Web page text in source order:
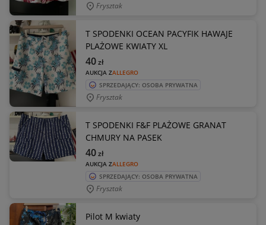
Frysztak
T SPODENKI OCEAN PACYFIK HAWAJE
PLAŻOWE KWIATY XL
AUKCJA ZALLEGRO
40zł
SPRZEDAJĄCY: OSOBA PRYWATNA
Frysztak
T SPODENKI F&F PLAŻOWE GRANAT
CHMURY NA PASEK
AUKCJA ZALLEGRO
40zł
SPRZEDAJĄCY: OSOBA PRYWATNA
Frysztak
Pilot M kwiaty